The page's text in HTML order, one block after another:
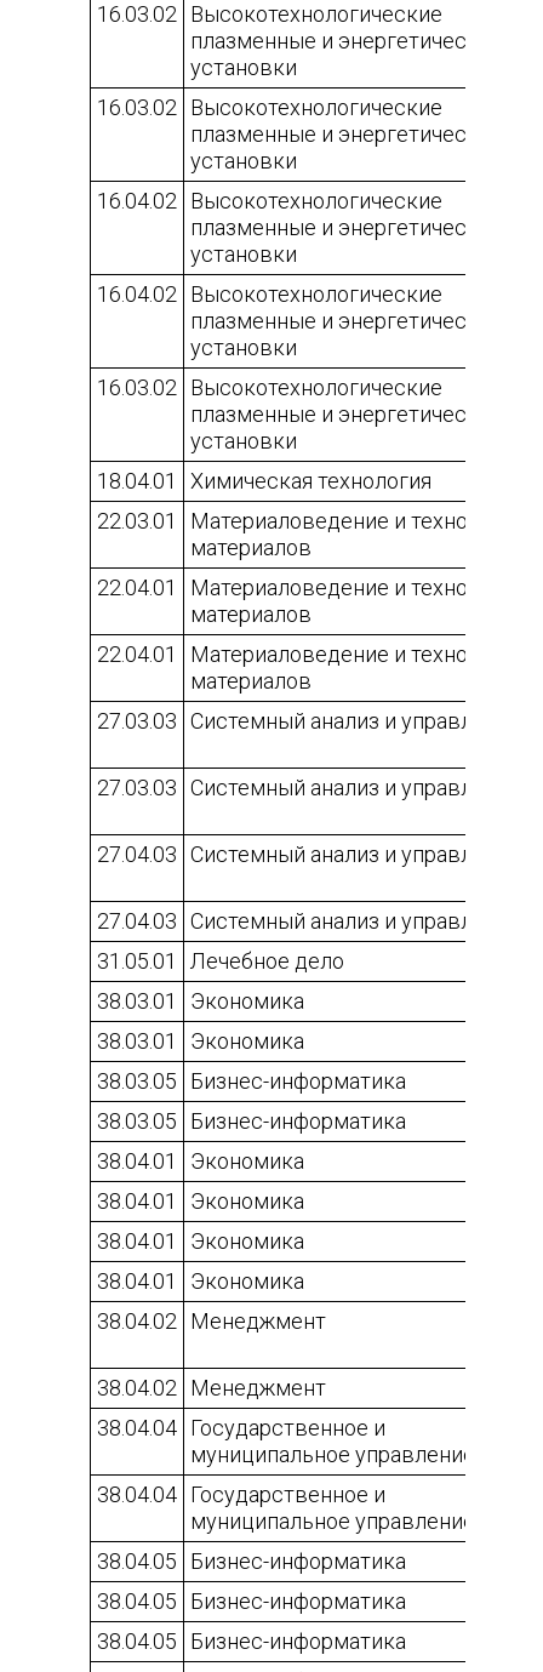
16.03.02
Высокотехнологические
плазменные и энергетические
установки
16.03.02
Высокотехнологические
плазменные и энергетические
установки
16.04.02
Высокотехнологические
плазменные и энергетические
установки
16.04.02
Высокотехнологические
плазменные и энергетические
установки
16.03.02
Высокотехнологические
плазменные и энергетические
установки
18.04.01
Химическая технология
22.03.01
Материаловедение и технологии
материалов
22.04.01
Материаловедение и технологии
материалов
22.04.01
Материаловедение и технологии
материалов
27.03.03 Системный анализ и управление
27.03.03 Системный анализ и управление
27.04.03 Системный анализ и управление
27.04.03 Системный анализ и управление
31.05.01
Лечебное дело
38.03.01
Экономика
38.03.01
Экономика
38.03.05
Бизнес-информатика
38.03.05
Бизнес-информатика
38.04.01
Экономика
38.04.01
Экономика
38.04.01
Экономика
38.04.01
Экономика
38.04.02
Менеджмент
38.04.02
Менеджмент
38.04.04 Государственное и
муниципальное управление
38.04.04 Государственное и
муниципальное управление
38.04.05
Бизнес-информатика
38.04.05
Бизнес-информатика
38.04.05
Бизнес-информатика